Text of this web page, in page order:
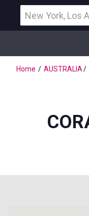
een
bestemming
Home
AUSTRALIA